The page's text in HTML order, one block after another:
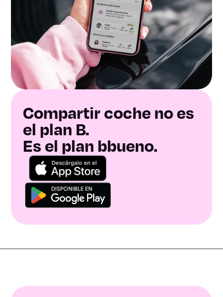
Compartir coche no es
el plan B.
Es el plan bbueno.